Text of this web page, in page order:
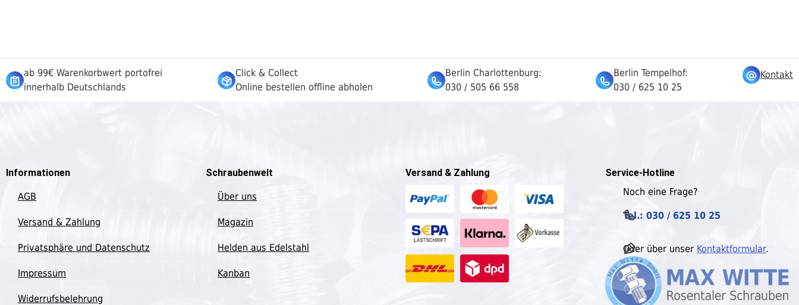
ab 99€ Warenkorbwert portofrei
innerhalb Deutschlands
Click & Collect
Online bestellen offline abholen
Berlin Charlottenburg:
030 / 505 66 558
Berlin Tempelhof:
030 / 625 10 25
Kontakt
Informationen
AGB
Versand & Zahlung
Privatsphäre und Datenschutz
Impressum
Widerrufsbelehrung
Schraubenwelt
Über uns
Magazin
Helden aus Edelstahl
Kanban
Versand & Zahlung
Service-Hotline
Noch eine Frage?
Tel.: 030 / 625 10 25
Oder über unser Kontaktformular.